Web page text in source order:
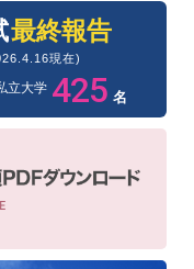
最終報告
現在)
立大学 425 名